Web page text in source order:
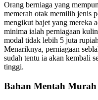
Orang berniaga yang
memerah otak memilih jenis
mengikut bajet yang mereka
minima ialah perniagaan
modal tidak lebih 5 juta
Menariknya, perniagaan
sudah tentu ia akan kembali
tinggi.
Bahan Mentah